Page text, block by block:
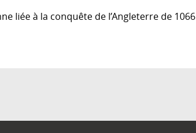
liée à la conquête de l’Angleterre de 1066